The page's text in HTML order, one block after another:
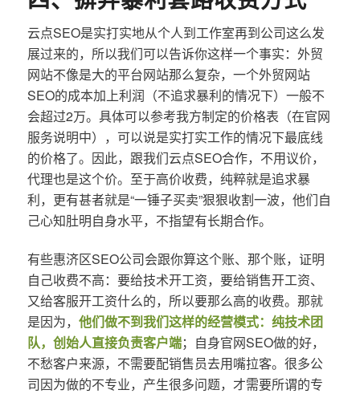
云点SEO是实打实地从个人到工作室再到公司这么发
展过来的，所以我们可以告诉你这样一个事实：外贸
网站不像是大的平台网站那么复杂，一个外贸网站
SEO的成本加上利润（不追求暴利的情况下）一般不
会超过2万。具体可以参考我方制定的价格表（在官网
服务说明中），可以说是实打实工作的情况下最底线
的价格了。因此，跟我们云点SEO合作，不用议价，
代理也是这个价。至于高价收费，纯粹就是追求暴
利，更有甚者就是“一锤子买卖”狠狠收割一波，他们自
己心知肚明自身水平，不指望有长期合作。
有些惠济区SEO公司会跟你算这个账、那个账，证明
自己收费不高：要给技术开工资，要给销售开工资、
又给客服开工资什么的，所以要那么高的收费。那就
是因为， 他们做不到我们这样的经营模式：纯技术团
队，创始人直接负责客户端；自身官网SEO做的好，
不愁客户来源，不需要配销售员去用嘴拉客。很多公
司因为做的不专业，产生很多问题，才需要所谓的专